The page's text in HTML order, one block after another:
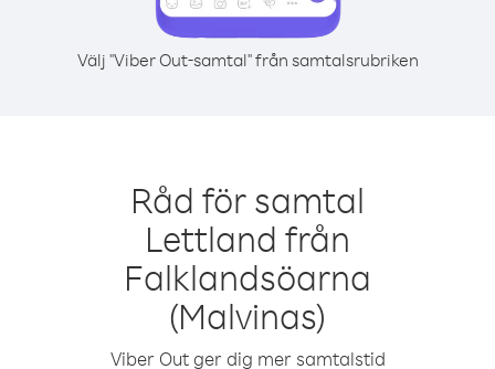
Välj "Viber Out-samtal" från samtalsrubriken
Råd för samtal
Lettland från
Falklandsöarna
(Malvinas)
Viber Out ger dig mer samtalstid